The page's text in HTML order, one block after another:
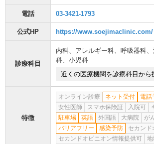
電話 03-3421-1793
公式HP https://www.soejimaclinic.com/
診療科目
内科、 アレルギー科、 呼吸器科、
科、 小児科
近くの医療機関を診療科目から
特徴
オンライン診療 ネット受付 電話
女性医師
スマホ保険証 入院可
駐車場
英語 外国語 大病院 が
バリアフリー
感染予防
セカンド
セカンドオピニオン情報提供可
地